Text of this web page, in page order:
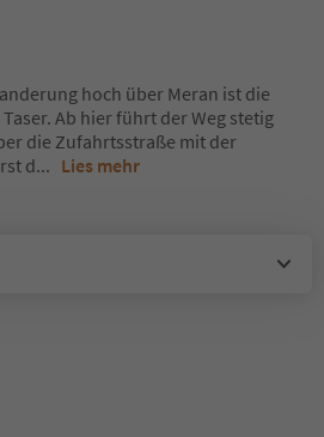
hoch über Meran ist die
Ab hier führt der Weg stetig
die Zufahrtsstraße mit der
d... Lies mehr